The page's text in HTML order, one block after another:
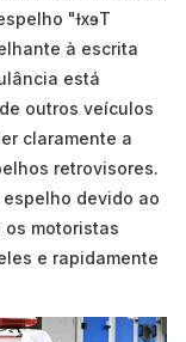
"ƚxɘT
à escrita
está
outros veículos
claramente a
retrovisores.
devido ao
motoristas
e rapidamente